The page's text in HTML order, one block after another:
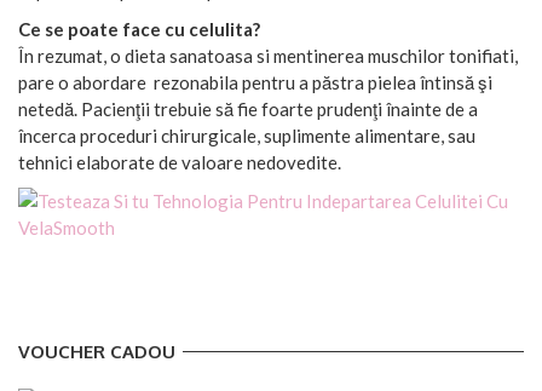
Ce se poate face cu celulita?
În rezumat, o dieta sanatoasa si mentinerea muschilor tonifiati,
pare o abordare rezonabila pentru a păstra pielea întinsă şi
netedă. Pacienţii trebuie să fie foarte prudenţi înainte de a
încerca proceduri chirurgicale, suplimente alimentare, sau
tehnici elaborate de valoare nedovedite.
VOUCHER CADOU